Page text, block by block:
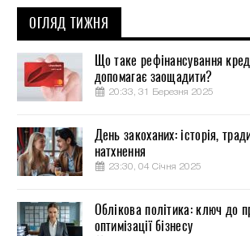
ОГЛЯД ТИЖНЯ
Що таке рефінансування
допомагає заощадити?
20:33, 31 Березня 2025
День закоханих: історія,
натхнення
23:30, 04 Січня 2025
Облікова політика: ключ до
оптимізації бізнесу